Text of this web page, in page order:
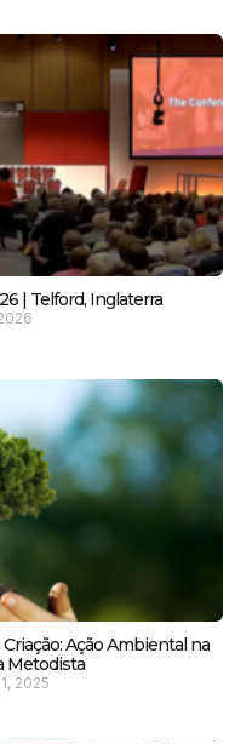
| Telford, Inglaterra
Ação Ambiental na
Metodista
2025